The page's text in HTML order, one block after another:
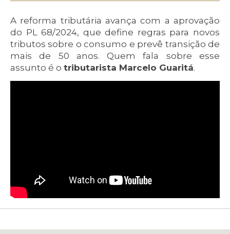
A reforma tributária avança com a aprovação
do PL 68/2024, que define regras para novos
tributos sobre o consumo e prevê transição de
mais de 50 anos. Quem fala sobre esse
assunto é o tributarista Marcelo Guaritá.